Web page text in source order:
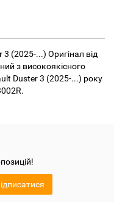
(2025-...) Оригінал від
з високоякісного
Duster 3 (2025-...) року